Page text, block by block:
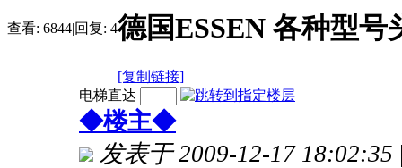
查看: 6844|回复: 4德国ESSEN 各种型号
[复制链接]
电梯直达
◆楼主◆
发表于 2009-12-17 18:02:35